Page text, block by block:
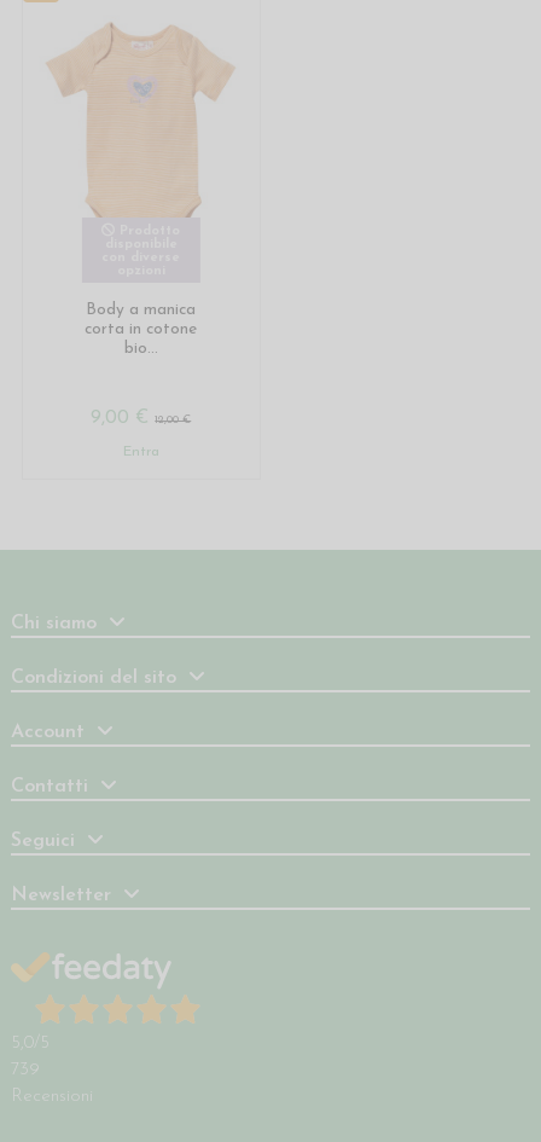
Body a manica
corta in cotone
bio...
9,00 €12,00 €
Entra
Chi siamo
Condizioni del sito
Account
Contatti
Seguici
Newsletter
5,0 /5
739
Recensioni